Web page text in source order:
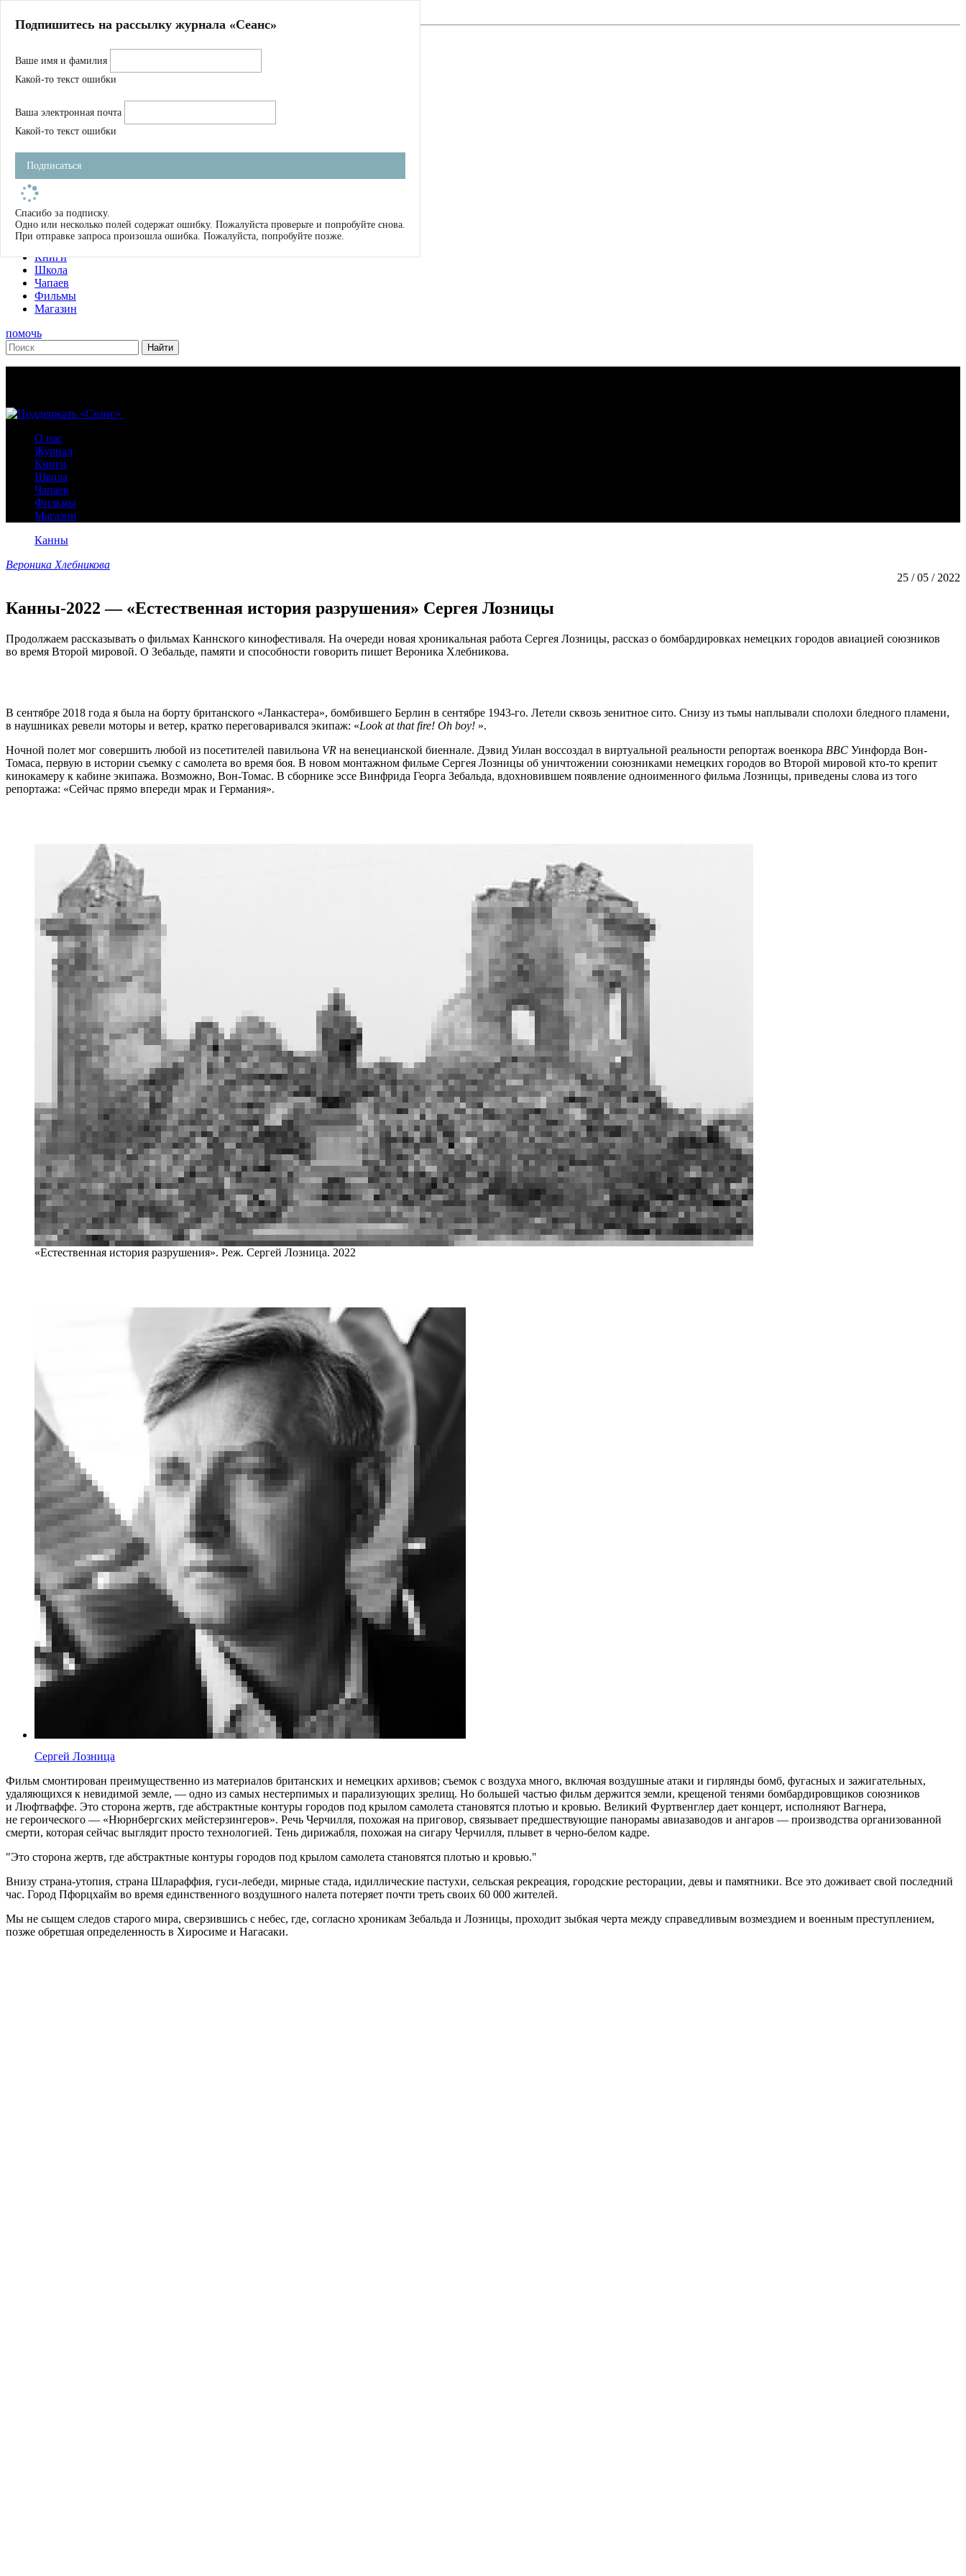
Магазин
Журнал
Школа
Устав
Фильмы
Имена
Тэги
О нас
Журнал
Книги
Школа
Чапаев
Фильмы
Магазин
помочь
О нас
Журнал
Книги
Школа
Чапаев
Фильмы
Магазин
Канны
Вероника Хлебникова
25 / 05 / 2022
Канны-2022 — «Естественная история разрушения» Сергея Лозницы
Продолжаем рассказывать о фильмах Каннского кинофестиваля. На очереди новая хроникальная работа Сергея Лозницы, рассказ о бомбардировках немецких городов авиацией союзников
во время Второй мировой. О Зебальде, памяти и способности говорить пишет Вероника Хлебникова.
В сентябре 2018 года я была на борту британского «Ланкастера», бомбившего Берлин в сентябре 1943-го. Летели сквозь зенитное сито. Снизу из тьмы наплывали сполохи бледного пламени,
в наушниках ревели моторы и ветер, кратко переговаривался экипаж: «Look at that fire! Oh boy! ».
Ночной полет мог совершить любой из посетителей павильона VR на венецианской биеннале. Дэвид Уилан воссоздал в виртуальной реальности репортаж военкора BBC Уинфорда Вон-
Томаса, первую в истории съемку с самолета во время боя. В новом монтажном фильме Сергея Лозницы об уничтожении союзниками немецких городов во Второй мировой кто-то крепит
кинокамеру к кабине экипажа. Возможно, Вон-Томас. В сборнике эссе Винфрида Георга Зебальда, вдохновившем появление одноименного фильма Лозницы, приведены слова из того
репортажа: «Сейчас прямо впереди мрак и Германия».
«Естественная история разрушения». Реж. Сергей Лозница. 2022
Сергей Лозница
Фильм смонтирован преимущественно из материалов британских и немецких архивов; съемок с воздуха много, включая воздушные атаки и гирлянды бомб, фугасных и зажигательных,
удаляющихся к невидимой земле, — одно из самых нестерпимых и парализующих зрелищ. Но большей частью фильм держится земли, крещеной тенями бомбардировщиков союзников
и Люфтваффе. Это сторона жертв, где абстрактные контуры городов под крылом самолета становятся плотью и кровью. Великий Фуртвенглер дает концерт, исполняют Вагнера,
не героического — «Нюрнбергских мейстерзингеров». Речь Черчилля, похожая на приговор, связывает предшествующие панорамы авиазаводов и ангаров — производства организованной
смерти, которая сейчас выглядит просто технологией. Тень дирижабля, похожая на сигару Черчилля, плывет в черно-белом кадре.
Это сторона жертв, где абстрактные контуры городов под крылом самолета становятся плотью и кровью.
Внизу страна-утопия, страна Шлараффия, гуси-лебеди, мирные стада, идиллические пастухи, сельская рекреация, городские ресторации, девы и памятники. Все это доживает свой последний
час. Город Пфорцхайм во время единственного воздушного налета потеряет почти треть своих 60 000 жителей.
Мы не сыщем следов старого мира, сверзившись с небес, где, согласно хроникам Зебальда и Лозницы, проходит зыбкая черта между справедливым возмездием и военным преступлением,
позже обретшая определенность в Хиросиме и Нагасаки.
Подпишитесь на рассылку журнала «Сеанс»
Ваше имя и фамилия
Какой-то текст ошибки
Ваша электронная почта
Какой-то текст ошибки
Подписаться
Спасибо за подписку.
Одно или несколько полей содержат ошибку. Пожалуйста проверьте и попробуйте снова.
При отправке запроса произошла ошибка. Пожалуйста, попробуйте позже.